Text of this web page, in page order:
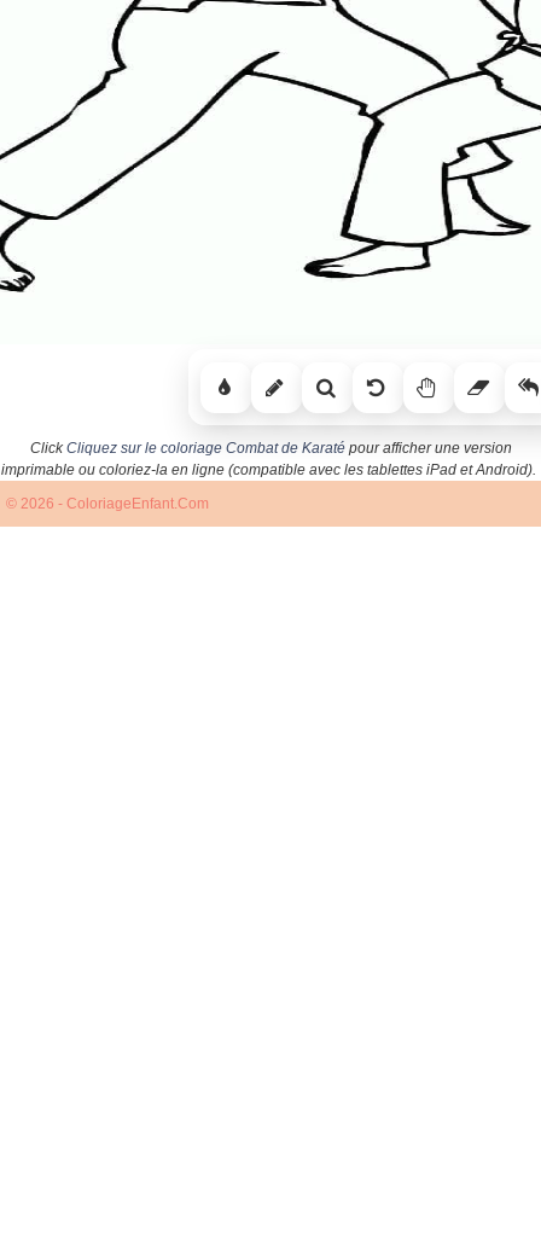
ClickCliquez sur le coloriage Combat de Karatépour afficher une version
imprimable ou coloriez-la en ligne (compatible avec les tablettes iPad et Android).
© 2026 - ColoriageEnfant.Com